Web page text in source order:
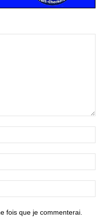
fois que je commenterai.